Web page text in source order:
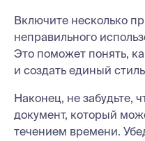
Включите несколько
неправильного
Это поможет понять,
и создать единый
Наконец, не забудьте,
документ, который
течением времени.